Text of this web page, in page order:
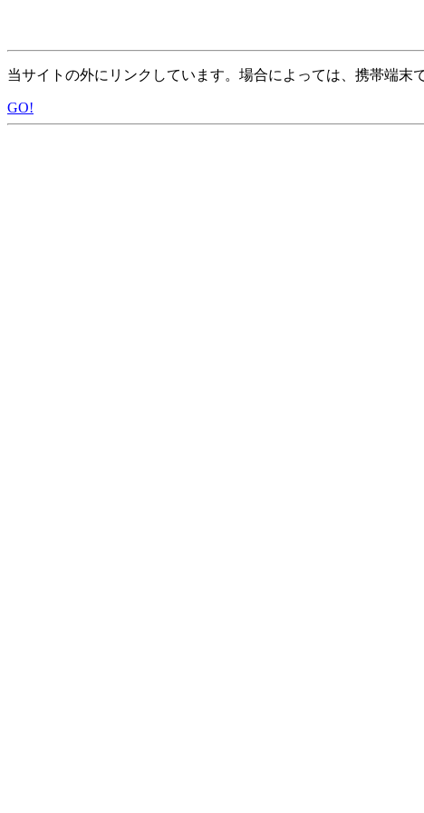
当サイトの外にリンクしています。場合によっては、携帯端末
GO!